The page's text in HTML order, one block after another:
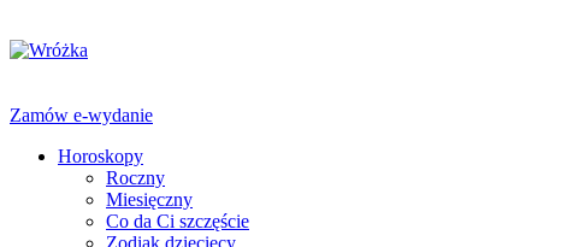
Zamów e-wydanie
Horoskopy
Roczny
Miesięczny
Co da Ci szczęście
Zodiak dziecięcy